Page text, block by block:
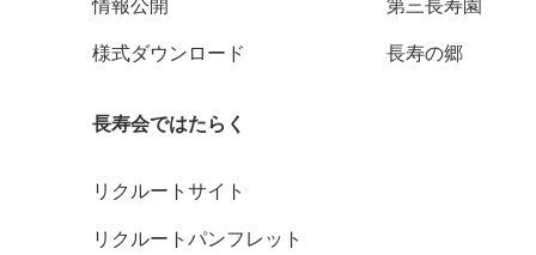
情報公開
様式ダウンロード
第三長寿園
長寿の郷
長寿会ではたらく
リクルートサイト
リクルートパンフレット